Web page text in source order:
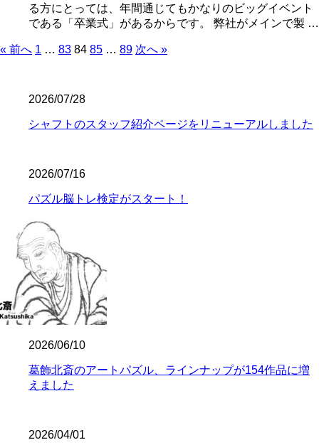
る方にとっては、年間通じてもかなりのビッグイベント
である「卒業式」があるからです。 弊社がメインで製 …
« 前へ 1 … 83 84 85 … 89 次へ »
2026/07/28
シャフトのスタッフ紹介ページをリニューアルしました
2026/07/16
パズル脳トレ検定がスタート！
2026/06/10
葛飾北斎のアートパズル、ラインナップが154作品に増
えました
2026/04/01